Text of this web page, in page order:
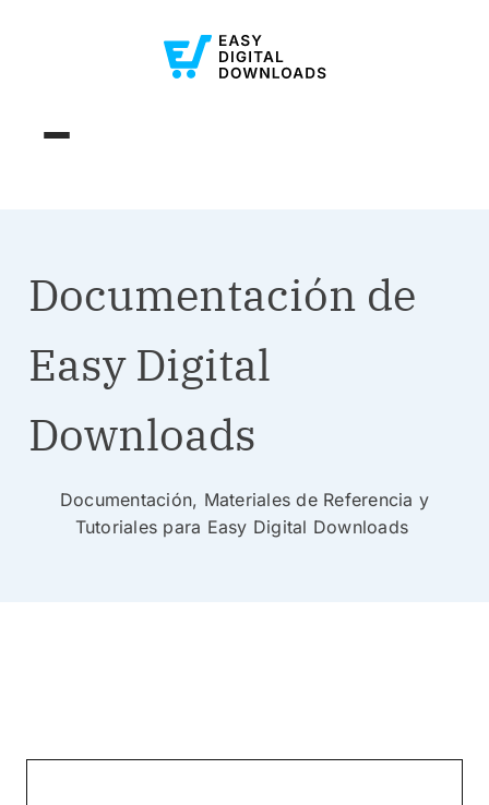
Documentación de
Easy Digital
Downloads
Documentación, Materiales de Referencia y
Tutoriales para Easy Digital Downloads